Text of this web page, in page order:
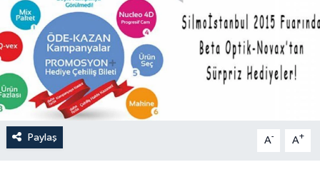
Paylaş A- A+